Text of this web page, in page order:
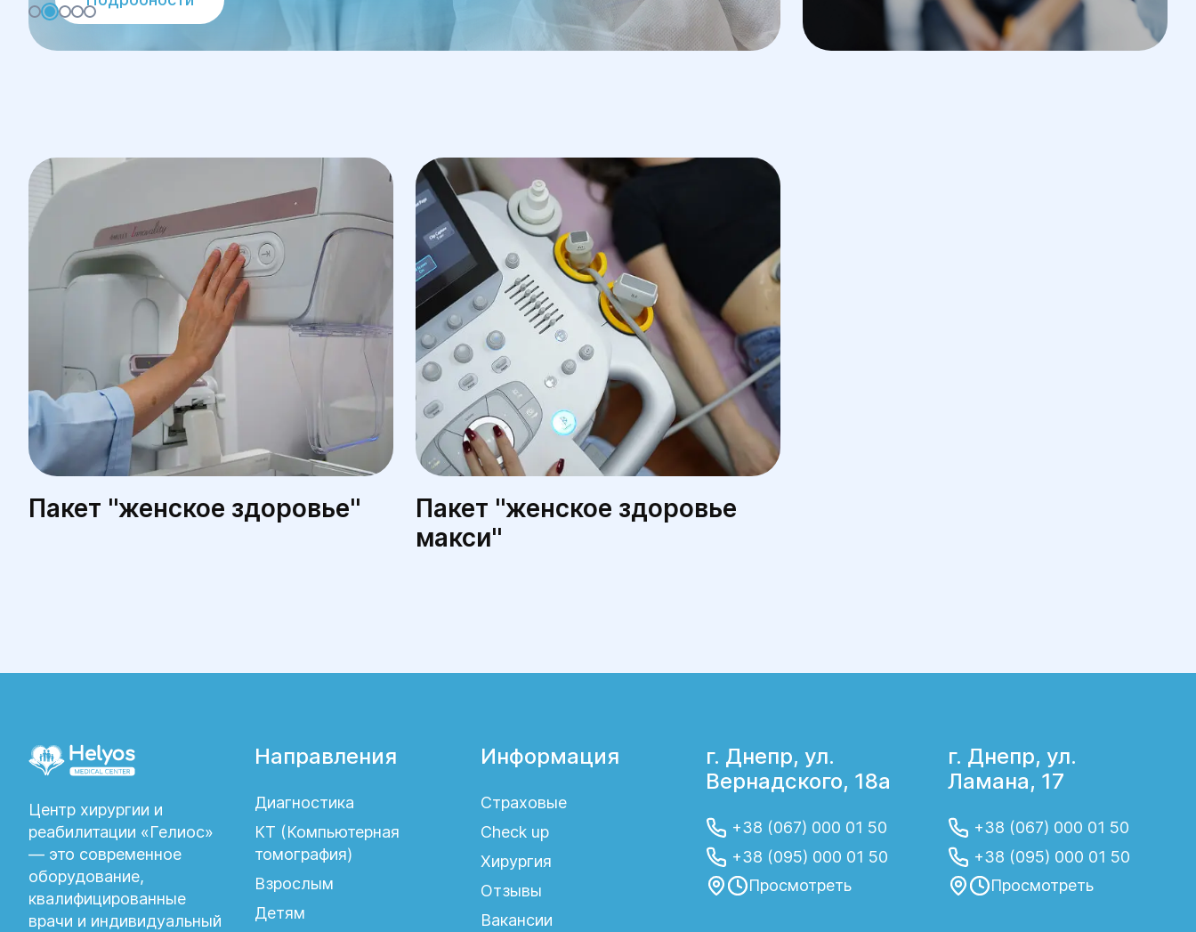
Пакет ''женское здоровье''
Пакет ''женское здоровье
макси''
Центр хирургии и
реабилитации «Гелиос»
— это современное
оборудование,
квалифицированные
врачи и индивидуальный
Направления
Диагностика
КТ (Компьютерная
томография)
Взрослым
Детям
Информация
Страховые
Check up
Хирургия
Отзывы
Вакансии
г. Днепр, ул.
Вернадского, 18а
+38 (067) 000 01 50
+38 (095) 000 01 50
Просмотреть
г. Днепр, ул.
Ламана, 17
+38 (067) 000 01 50
+38 (095) 000 01 50
Просмотреть